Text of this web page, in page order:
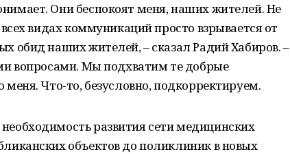
Они беспокоят меня, наших жителей. Не
видах коммуникаций просто взрывается от
обид наших жителей, – сказал Радий Хабиров. –
вопросами. Мы подхватим те добрые
Что-то, безусловно, подкорректируем.
развития сети медицинских
объектов до поликлиник в новых